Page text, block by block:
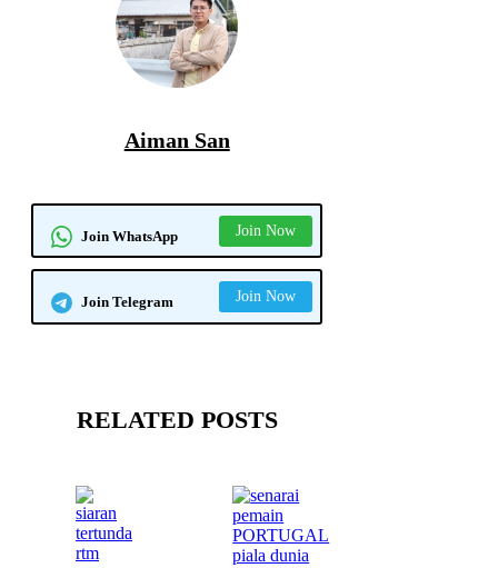
Aiman San
Join WhatsApp Join Now
Join Telegram Join Now
RELATED POSTS